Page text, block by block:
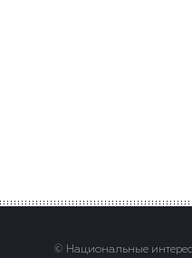
© Национальные